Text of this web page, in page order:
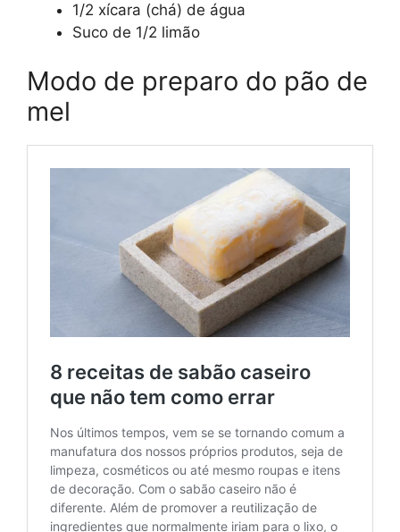
1/2 xícara (chá) de água
Suco de 1/2 limão
Modo de preparo do pão de
mel